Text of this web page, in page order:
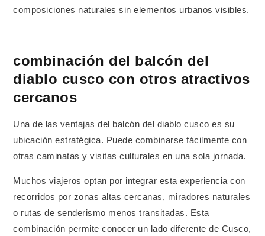
composiciones naturales sin elementos urbanos visibles.
combinación del balcón del
diablo cusco con otros atractivos
cercanos
Una de las ventajas del balcón del diablo cusco es su
ubicación estratégica. Puede combinarse fácilmente con
otras caminatas y visitas culturales en una sola jornada.
Muchos viajeros optan por integrar esta experiencia con
recorridos por zonas altas cercanas, miradores naturales
o rutas de senderismo menos transitadas. Esta
combinación permite conocer un lado diferente de Cusco,